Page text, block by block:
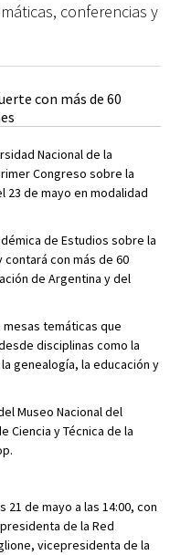
conferencias y
Nacional de la
Congreso sobre la
23 de mayo en modalidad
de Estudios sobre la
con más de 60
de Argentina y del
temáticas que
disciplinas como la
genealogía, la educación y
Museo Nacional del
y Técnica de la
de mayo a las 14:00, con
de la Red
vicepresidenta de la